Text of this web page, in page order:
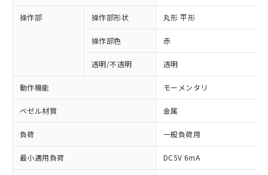
操作部 操作部形状 丸形 平形
操作部色 赤
透明/不透明 透明
動作機能 モーメンタリ
ベゼル材質 金属
負荷 一般負荷用
最小適用負荷 DC5V 6mA